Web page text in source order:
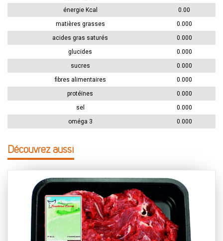
énergie Kcal
0.00
matières grasses
0.000
acides gras saturés
0.000
glucides
0.000
sucres
0.000
fibres alimentaires
0.000
protéïnes
0.000
sel
0.000
oméga 3
0.000
Découvrez aussi